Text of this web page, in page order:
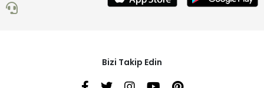
Bizi Takip Edin